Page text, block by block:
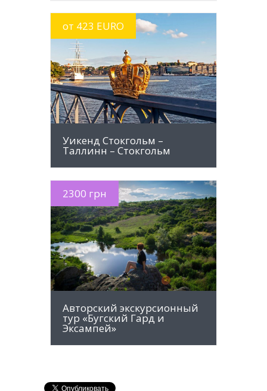
от 423 EURO
MORE INFO
Уикенд Стокгольм –
Таллинн – Стокгольм
2300 грн
MORE INFO
Авторский экскурсионный
тур «Бугский Гард и
Эксампей»